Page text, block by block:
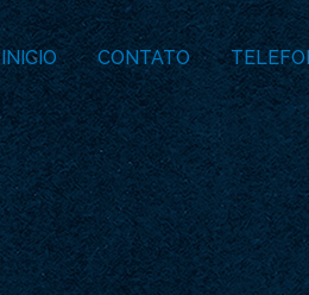
INICIO CONTATO